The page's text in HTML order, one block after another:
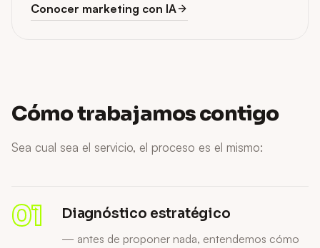
Conocer marketing con IA
Cómo trabajamos contigo
Sea cual sea el servicio, el proceso es el mismo:
01 Diagnóstico estratégico
— antes de proponer nada, entendemos cómo